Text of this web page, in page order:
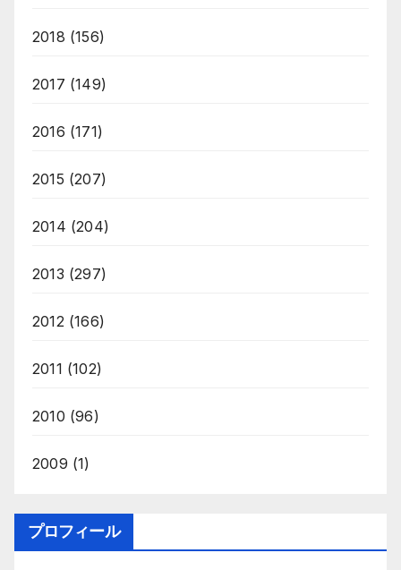
2018 (156)
2017 (149)
2016 (171)
2015 (207)
2014 (204)
2013 (297)
2012(166)
2011 (102)
2010 (96)
2009 (1)
プロフィール